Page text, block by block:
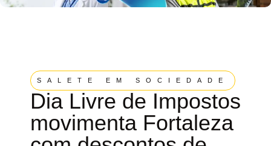
SALETE EM SOCIEDADE
Dia Livre de Impostos
movimenta Fortaleza